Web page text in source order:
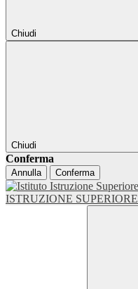
Chiudi
Chiudi
Conferma
Annulla Conferma
ISTRUZIONE SUPERIORE